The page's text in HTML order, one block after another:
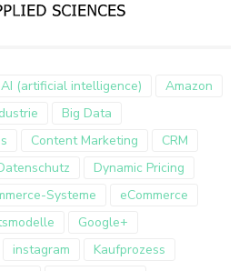
AI (artificial intelligence)
Amazon
Big Data
Content Marketing
CRM
Dynamic Pricing
Systeme
eCommerce
Google+
instagram
Kaufprozess